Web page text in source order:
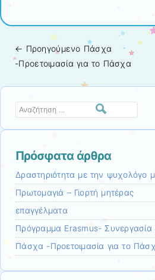
Πλοήγηση άρθρων
← Προηγούμενo Πάσχα
-Προετοιμασία για το Πάσχα
Αναζήτηση
Πρόσφατα άρθρα
Δραστηριότητα με την ψυχολόγο
Πρωτομαγιά – Γιορτή μητέρας
επαγγέλματα
Πρόγραμμα Erasmus- Συνεργασία
Πάσχα -Προετοιμασία για το